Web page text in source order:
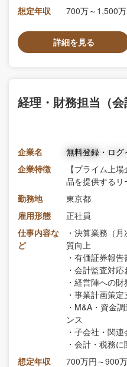
想定年収
700万～1,500万
詳細を見る
経理・財務担当（会
企業名
無料登録・ロ
企業特徴
【プライム上
品を提供する
勤務地
東京都
雇用形態
正社員
仕事内容な
ど
・決算業務（
質向上
・有価証券報
・会計監査対
・経営陣への
・事業計画策
・M&A・資金
ンス
・子会社・関
・会計・税務
想定年収
700万円～900